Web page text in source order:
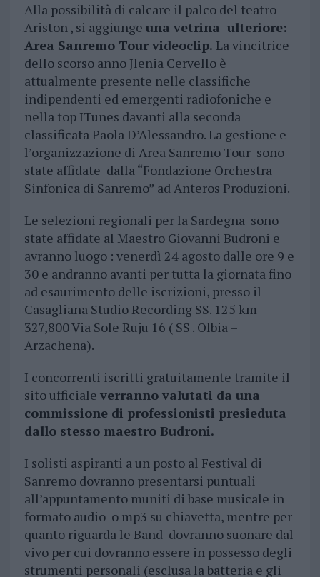
Alla possibilità di calcare il palco del teatro
Ariston , si aggiunge una vetrina ulteriore:
Area Sanremo Tour videoclip. La vincitrice
dello scorso anno Jlenia Cervello è
attualmente presente nelle classifiche
indipendenti ed emergenti radiofoniche e
nella top ITunes davanti alla seconda
classificata Paola D’Alessandro. La gestione e
l’organizzazione di Area Sanremo Tour sono
state affidate dalla “Fondazione Orchestra
Sinfonica di Sanremo” ad Anteros Produzioni.
Le selezioni regionali per la Sardegna sono
state affidate al Maestro Giovanni Budroni e
avranno luogo : venerdì 24 agosto dalle ore 9 e
30 e andranno avanti per tutta la giornata fino
ad esaurimento delle iscrizioni, presso il
Casagliana Studio Recording SS. 125 km
327,800 Via Sole Ruju 16 ( SS . Olbia –
Arzachena).
I concorrenti iscritti gratuitamente tramite il
sito ufficiale verranno valutati da una
commissione di professionisti presieduta
dallo stesso maestro Budroni.
I solisti aspiranti a un posto al Festival di
Sanremo dovranno presentarsi puntuali
all’appuntamento muniti di base musicale in
formato audio o mp3 su chiavetta, mentre per
quanto riguarda le Band dovranno suonare dal
vivo per cui dovranno essere in possesso degli
strumenti personali (esclusa la batteria e gli